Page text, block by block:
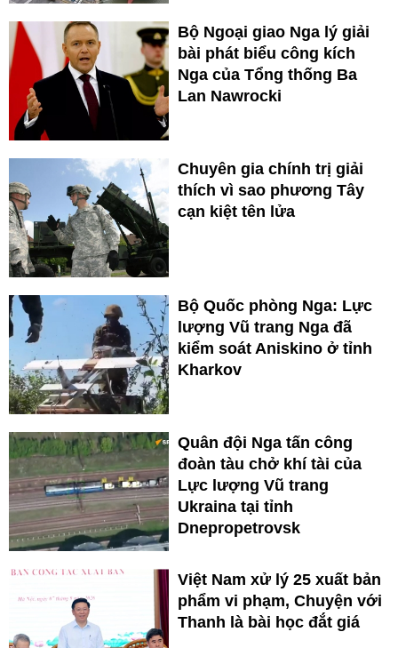
Bộ Ngoại giao Nga lý giải
bài phát biểu công kích
Nga của Tổng thống Ba
Lan Nawrocki
Chuyên gia chính trị giải
thích vì sao phương Tây
cạn kiệt tên lửa
Bộ Quốc phòng Nga: Lực
lượng Vũ trang Nga đã
kiểm soát Aniskino ở tỉnh
Kharkov
Quân đội Nga tấn công
đoàn tàu chở khí tài của
Lực lượng Vũ trang
Ukraina tại tỉnh
Dnepropetrovsk
Việt Nam xử lý 25 xuất bản
phẩm vi phạm, Chuyện với
Thanh là bài học đắt giá